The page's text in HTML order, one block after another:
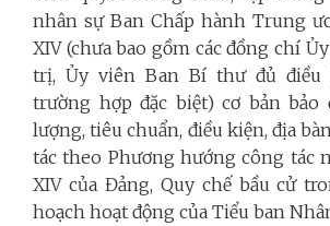
nhân sự Ban Chấp hành Trung
XIV (chưa bao gồm các đồng chí
trị, Ủy viên Ban Bí thư đủ điều
trường hợp đặc biệt) cơ bản bảo
lượng, tiêu chuẩn, điều kiện, địa
tác theo Phương hướng công tác
XIV của Đảng, Quy chế bầu cử
hoạch hoạt động của Tiểu ban